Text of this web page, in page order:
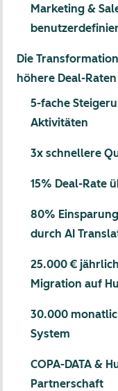
Marketing &
Die
höhere Deal-
5-fache
Aktivitäten
3x schnellere
15% Deal-Rate
80%
durch AI
25.000 €
Migration auf
30.000
System
COPA-DATA &
Partnerschaft